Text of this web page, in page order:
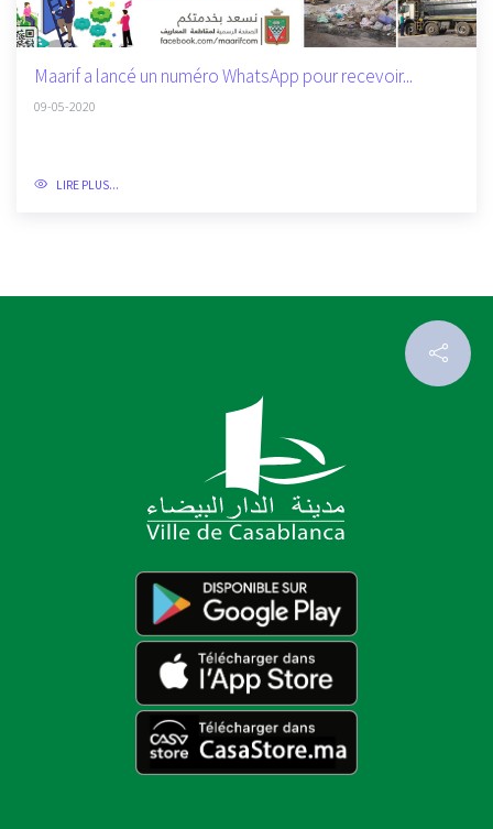
Maarif a lancé un numéro WhatsApp pour recevoir...
09-05-2020
LIRE PLUS...